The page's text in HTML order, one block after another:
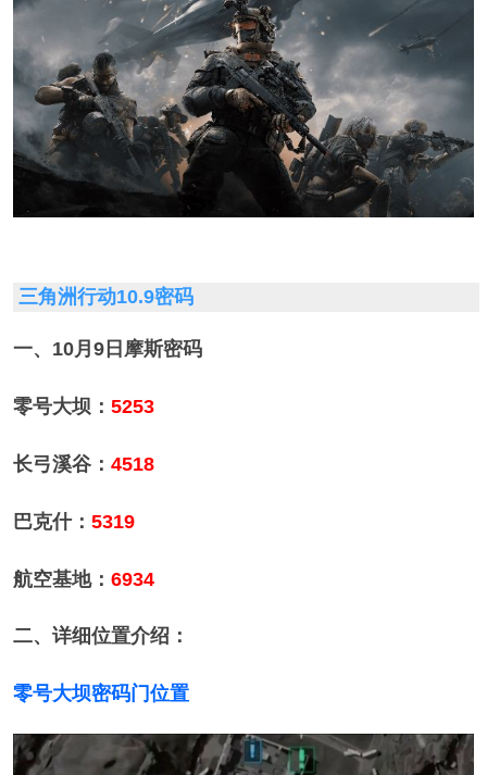
三角洲行动10.9密码
一、10月9日摩斯密码
零号大坝： 5253
长弓溪谷： 4518
巴克什： 5319
航空基地： 6934
二、详细位置介绍：
零号大坝密码门位置